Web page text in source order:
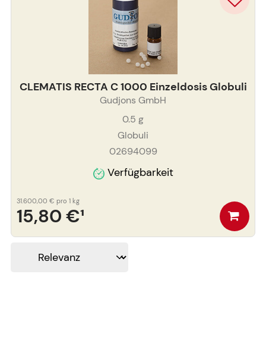
CLEMATIS RECTA C 1000 Einzeldosis Globuli
Gudjons GmbH
0.5 g
Globuli
02694099
Verfügbarkeit
15,80 €¹
31.600,00 € pro 1 kg